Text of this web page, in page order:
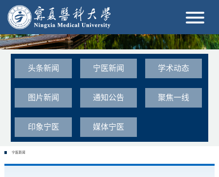
头条新闻 宁医新闻 学术动态
图片新闻 通知公告 聚焦一线
印象宁医 媒体宁医
宁医新闻